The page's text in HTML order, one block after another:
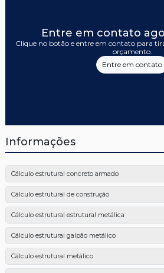
Entre em contato
Clique no botão e entre em contato para
orçamento.
Entre em contato
Informações
Cálculo estrutural concreto armado
Cálculo estrutural de construção
Cálculo estrutural estrutural metálica
Cálculo estrutural galpão metálico
Cálculo estrutural metálico